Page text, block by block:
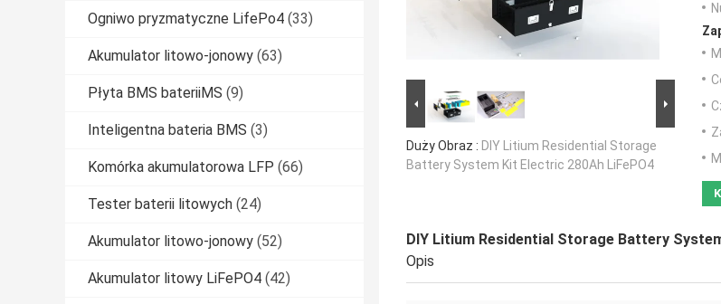
Ogniwo pryzmatyczne LifePo4 (33)
Akumulator litowo-jonowy (63)
Płyta BMS bateriiMS (9)
Inteligentna bateria BMS (3)
Komórka akumulatorowa LFP (66)
Tester baterii litowych (24)
Akumulator litowo-jonowy (52)
Akumulator litowy LiFePO4 (42)
Duży Obraz : DIY Litium Residential Storage
Battery System Kit Electric 280Ah LiFePO4
DIY Litium Residential Storage Battery
Opis